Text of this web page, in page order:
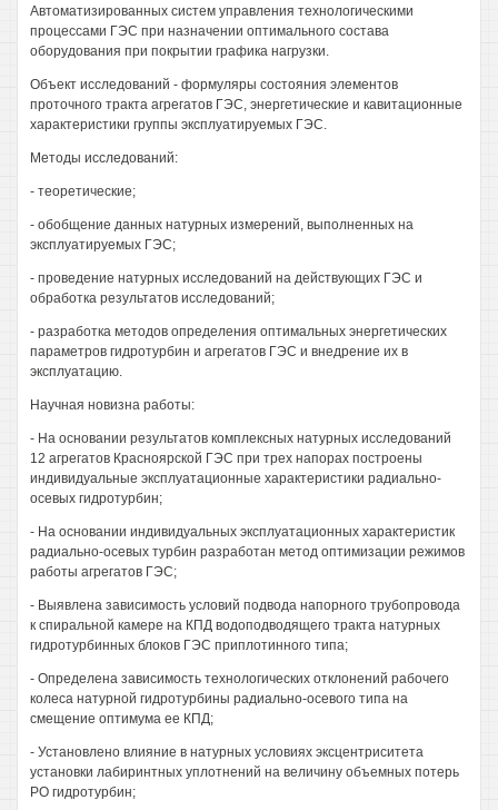
Автоматизированных систем управления технологическими
процессами ГЭС при назначении оптимального состава
оборудования при покрытии графика нагрузки.
Объект исследований - формуляры состояния элементов
проточного тракта агрегатов ГЭС, энергетические и кавитационные
характеристики группы эксплуатируемых ГЭС.
Методы исследований:
- теоретические;
- обобщение данных натурных измерений, выполненных на
эксплуатируемых ГЭС;
- проведение натурных исследований на действующих ГЭС и
обработка результатов исследований;
- разработка методов определения оптимальных энергетических
параметров гидротурбин и агрегатов ГЭС и внедрение их в
эксплуатацию.
Научная новизна работы:
- На основании результатов комплексных натурных исследований
12 агрегатов Красноярской ГЭС при трех напорах построены
индивидуальные эксплуатационные характеристики радиально-
осевых гидротурбин;
- На основании индивидуальных эксплуатационных характеристик
радиально-осевых турбин разработан метод оптимизации режимов
работы агрегатов ГЭС;
- Выявлена зависимость условий подвода напорного трубопровода
к спиральной камере на КПД водоподводящего тракта натурных
гидротурбинных блоков ГЭС приплотинного типа;
- Определена зависимость технологических отклонений рабочего
колеса натурной гидротурбины радиально-осевого типа на
смещение оптимума ее КПД;
- Установлено влияние в натурных условиях эксцентриситета
установки лабиринтных уплотнений на величину объемных потерь
РО гидротурбин;